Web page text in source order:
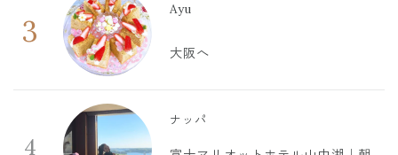
3
Ayu
大阪へ
4
ナッパ